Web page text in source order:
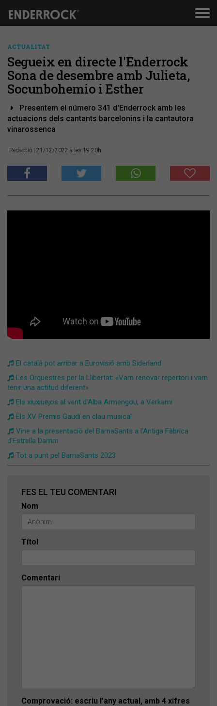
ACTUALITAT
Segueix en directe l'Enderrock
Sona de desembre amb Julieta,
Socunbohemio i Esther
Presentem el número 341 d'Enderrock amb les
actuacions dels cantants barcelonins i la cantautora
vinarossenca
Redacció | 21/12/2022 a les 19:20h
El català pot arribar a Eurovisió amb Siderland
Les Orquestres per la Llibertat: «Vam renovar repertori i vam
tenir una actitud diferent»
Els xiuxiuejos al vent d'Alba Armengou, a Verkami
Els XV Premis Gaudí en clau musical
Vine a la presentació del BarnaSants a l'Antiga Fàbrica
d'Estrella Damm
Tot a punt pel BarnaSants 2023
FES EL TEU COMENTARI
Nom
Títol
Comentari
Comprovació: escriu l'any actual, amb 4 xifres